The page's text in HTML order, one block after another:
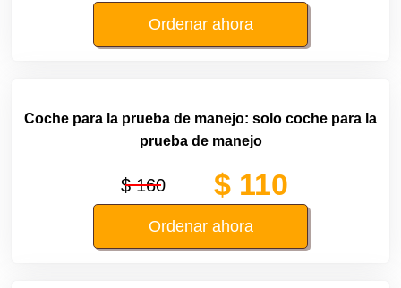
Ordenar ahora
Coche para la prueba de manejo: solo coche para la
prueba de manejo
$ 160 $ 110
Ordenar ahora